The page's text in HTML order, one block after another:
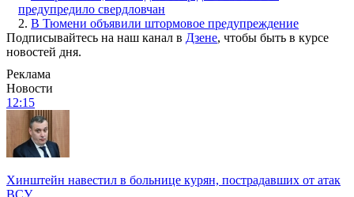
предупредило свердловчан
2. В Тюмени объявили штормовое предупреждение
Подписывайтесь на наш канал в Дзене, чтобы быть в курсе
новостей дня.
Реклама
Новости
12:15
Хинштейн навестил в больнице курян, пострадавших от атак
ВСУ